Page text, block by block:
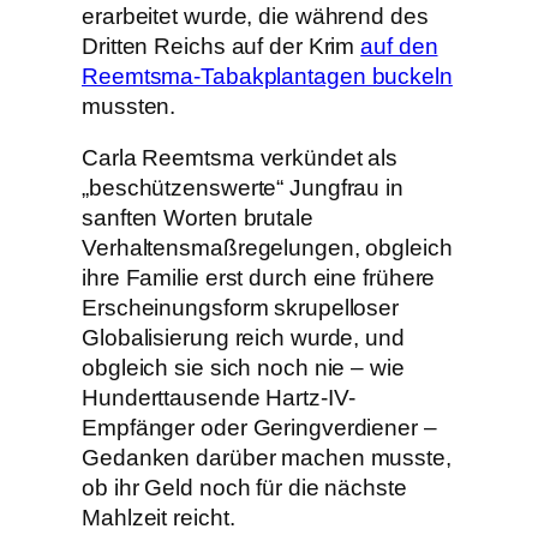
erarbeitet wurde, die während des
Dritten Reichs auf der Krimauf den
Reemtsma-Tabakplantagen buckeln
mussten.
Carla Reemtsma verkündet als
„beschützenswerte“ Jungfrau in
sanften Worten brutale
Verhaltensmaßregelungen, obgleich
ihre Familie erst durch eine frühere
Erscheinungsform skrupelloser
Globalisierung reich wurde, und
obgleich sie sich noch nie – wie
Hunderttausende Hartz-IV-
Empfänger oder Geringverdiener –
Gedanken darüber machen musste,
ob ihr Geld noch für die nächste
Mahlzeit reicht.